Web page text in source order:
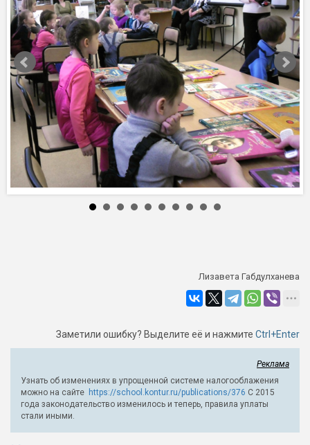
Лизавета Габдулханева
Заметили ошибку? Выделите её и нажмите Ctrl+Enter
Реклама
Узнать об изменениях в упрощенной системе налогооблажения
можно на сайте https://school.kontur.ru/publications/376 С 2015
года законодательство изменилось и теперь, правила уплаты
стали иными.